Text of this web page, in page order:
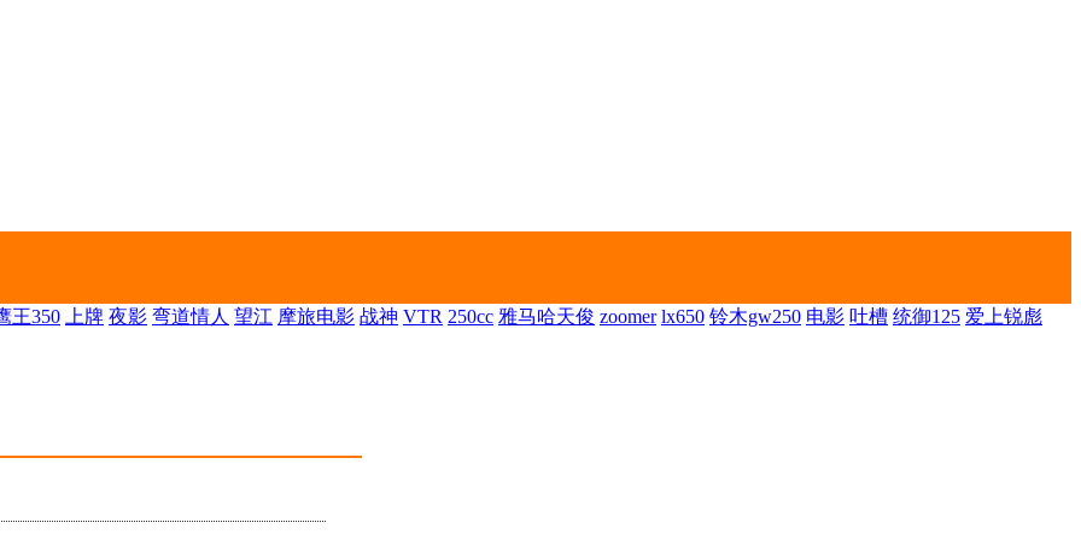
王350 上牌 夜影 弯道情人 望江 摩旅电影 战神 VTR 250cc 雅马哈天俊 zoomer lx650 铃木gw250 电影 吐槽 统御125 爱上锐彪